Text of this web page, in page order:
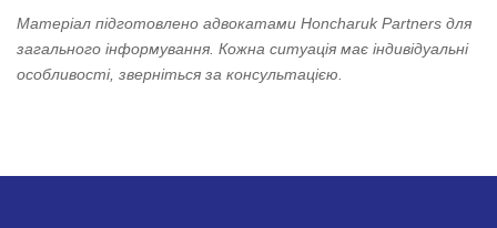
Матеріал підготовлено адвокатами Honcharuk Partners для
загального інформування. Кожна ситуація має індивідуальні
особливості, зверніться за консультацією.